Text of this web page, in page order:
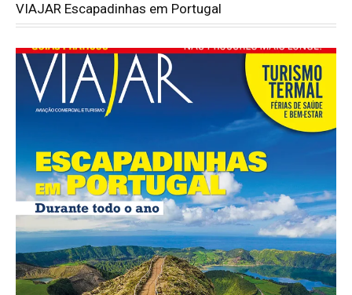
VIAJAR Escapadinhas em Portugal